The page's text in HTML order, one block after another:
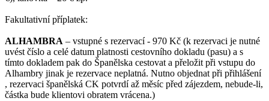
Fakultativní příplatek:
ALHAMBRA – vstupné s rezervací - 970 Kč (k rezervaci je nutné
uvést číslo a celé datum platnosti cestovního dokladu (pasu) a s
tímto dokladem pak do Španělska cestovat a přeložit při vstupu do
Alhambry jinak je rezervace neplatná. Nutno objednat při přihlášení
, rezervaci španělská CK potvrdí až měsíc před zájezdem, nebude-li,
částka bude klientovi obratem vrácena.)